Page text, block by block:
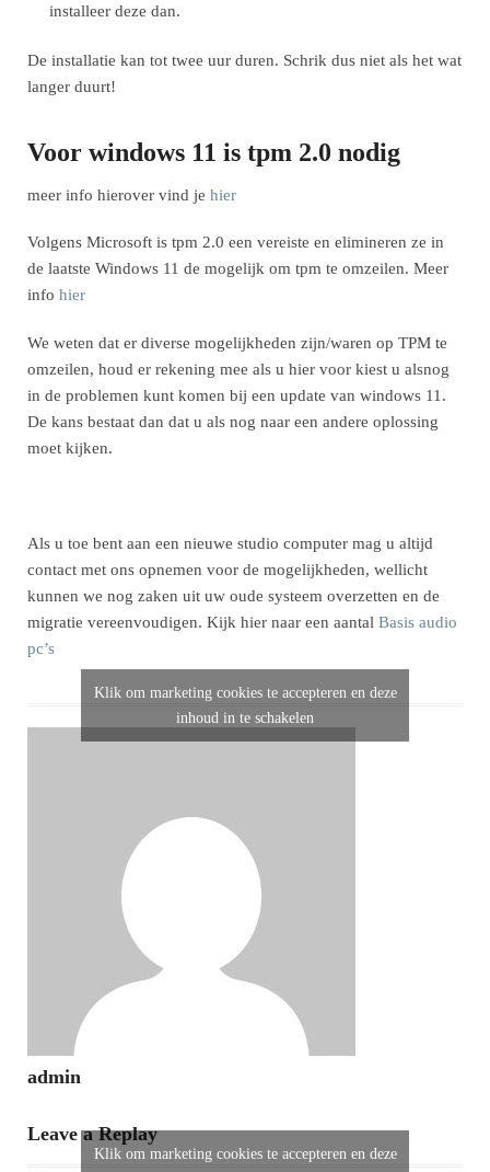
installeer deze dan.
De installatie kan tot twee uur duren. Schrik dus niet als het wat
langer duurt!
Voor windows 11 is tpm 2.0 nodig
meer info hierover vind je hier
Volgens Microsoft is tpm 2.0 een vereiste en elimineren ze in
de laatste Windows 11 de mogelijk om tpm te omzeilen. Meer
info hier
We weten dat er diverse mogelijkheden zijn/waren op TPM te
omzeilen, houd er rekening mee als u hier voor kiest u alsnog
in de problemen kunt komen bij een update van windows 11.
De kans bestaat dan dat u als nog naar een andere oplossing
moet kijken.
Als u toe bent aan een nieuwe studio computer mag u altijd
contact met ons opnemen voor de mogelijkheden, wellicht
kunnen we nog zaken uit uw oude systeem overzetten en de
migratie vereenvoudigen. Kijk hier naar een aantal Basis audio
pc’s
Klik om marketing cookies te accepteren en deze
inhoud in te schakelen
admin
Leave a Replay
Klik om marketing cookies te accepteren en deze